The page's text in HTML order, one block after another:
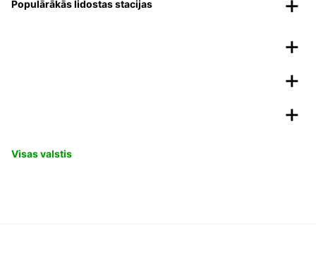
Populārākās lidostas stacijas
Visas valstis